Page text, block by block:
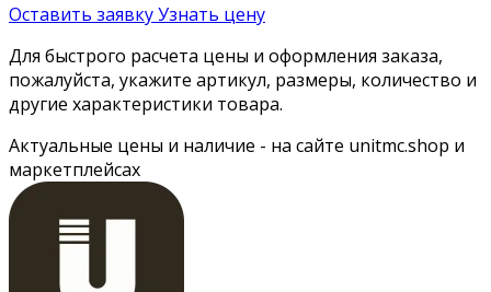
Оставить заявкуУзнать цену
Для быстрого расчета цены и оформления заказа,
пожалуйста, укажите артикул, размеры, количество и
другие характеристики товара.
Актуальные цены и наличие - на сайте unitmc.shop и
маркетплейсах